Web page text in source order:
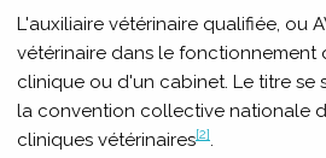
L'auxiliaire vétérinaire qualifiée, ou
vétérinaire dans le fonctionnement
clinique ou d'un cabinet. Le titre se
la convention collective nationale
cliniques vétérinaires[2].